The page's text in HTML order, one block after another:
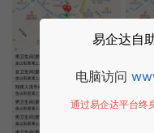
易企达自
电脑访问
通过易企达平台终